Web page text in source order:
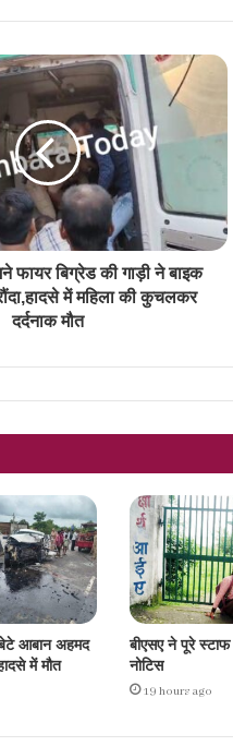
फायर बिग्रेड की गाड़ी ने बाइक
में महिला की कुचलकर
दर्दनाक मौत
आबान अहमद
में मौत
बीएसए ने पूरे
नोटिस
19 hours ago